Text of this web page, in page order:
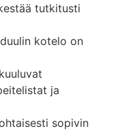
tutkitusti
kotelo on
kuuluvat
ja
sopivin